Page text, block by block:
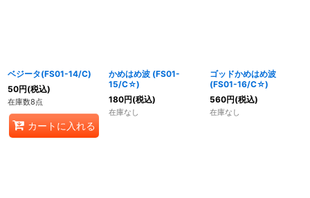
ベジータ(FS01-14/C)
50円(税込)
在庫数8点
カートに入れる
かめはめ波 (FS01-
15/C☆)
180円(税込)
在庫なし
ゴッドかめはめ波
(FS01-16/C☆)
560円(税込)
在庫なし